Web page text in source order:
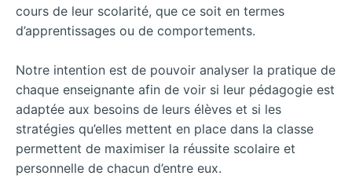
cours de leur scolarité, que ce soit en termes
d’apprentissages ou de comportements.
Notre intention est de pouvoir analyser la pratique de
chaque enseignante afin de voir si leur pédagogie est
adaptée aux besoins de leurs élèves et si les
stratégies qu’elles mettent en place dans la classe
permettent de maximiser la réussite scolaire et
personnelle de chacun d’entre eux.